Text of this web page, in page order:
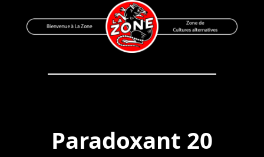
to
Bienvenue à La Zone
Zone de Cultures Alternatives
Paradoxant 20